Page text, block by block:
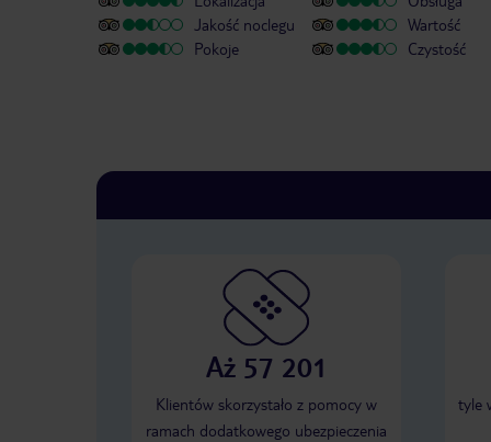
Jakość noclegu
Pokoje
Wartość
Czystość
Aż 57 201
Klientów skorzystało z pomocy w
ramach dodatkowego ubezpieczenia
tyle